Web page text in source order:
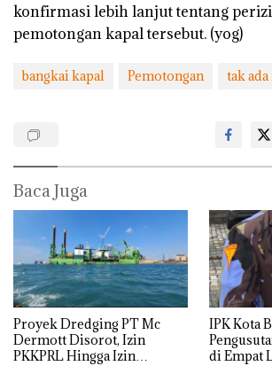
konfirmasi lebih lanjut tentang
pemotongan kapal tersebut. (yog)
bangkai kapal Pemotongan tak
Baca Juga
Proyek Dredging PT Mc
Dermott Disorot, Izin
PKKPRL Hingga Izin
IPK Kota
di Empat